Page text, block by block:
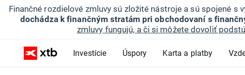
Finančné rozdielové zmluvy sú zložité nástroje a sú spojené
dochádza k finančným stratám pri obchodovaní s
zmluvy fungujú, a či si môžete dovoliť
Investície Úspory Karta a platby